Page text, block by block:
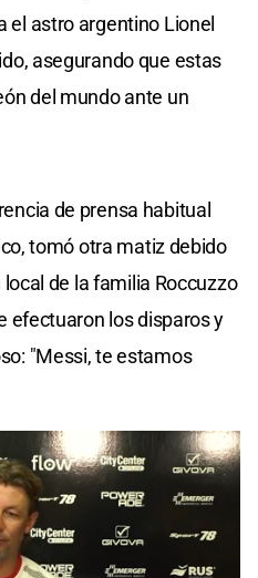
el astro argentino Lionel
asegurando que estas
del mundo ante un
de prensa habitual
tomó otra matiz debido
de la familia Roccuzzo
efectuaron los disparos y
"Messi, te estamos